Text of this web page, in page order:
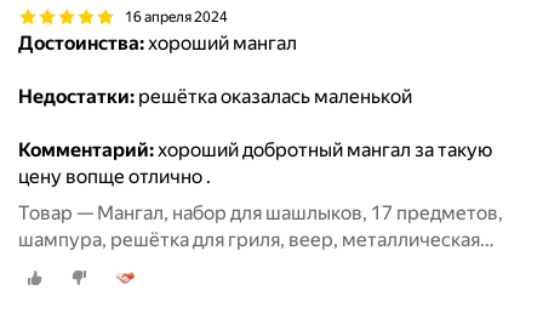
16 апреля 2024
Достоинства:хороший мангал
Недостатки: решётка оказалась маленькой
Комментарий:хороший добротный мангал за такую
цену вопще отлично .
Товар — Мангал, набор для шашлыков, 17 предметов,
шампура, решётка для гриля, веер, металлическая
щётка